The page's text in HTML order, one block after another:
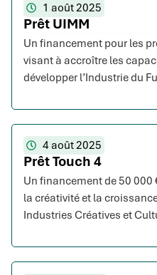
1 août 2025
Prêt UIMM
Un financement pour les
visant à accroître les
développer l’Industrie du
4 août 2025
Prêt Touch 4
Un financement de 50
la créativité et la
Industries Créatives et